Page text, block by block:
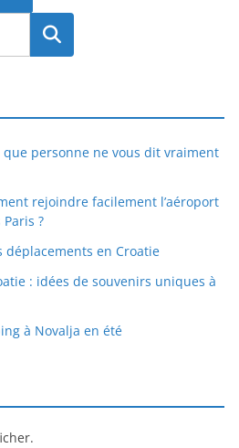
Rechercher
personne ne vous dit vraiment
rejoindre facilement l’aéroport
?
déplacements en Croatie
: idées de souvenirs uniques à
à Novalja en été